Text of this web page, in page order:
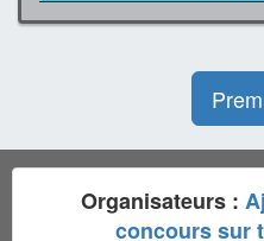
Organisateurs :
concours sur